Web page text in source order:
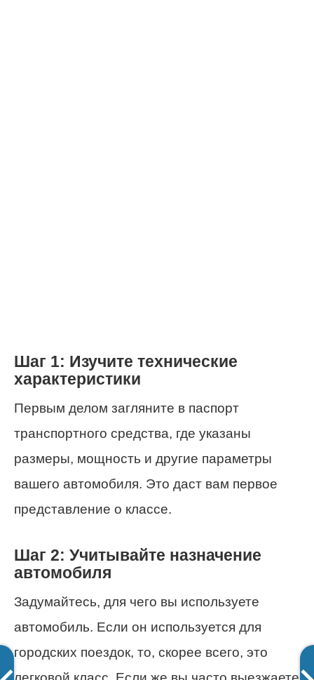
Шаг 1: Изучите технические
характеристики
Первым делом загляните в паспорт
транспортного средства, где указаны
размеры, мощность и другие параметры
вашего автомобиля. Это даст вам первое
представление о классе.
Шаг 2: Учитывайте назначение
автомобиля
Задумайтесь, для чего вы используете
автомобиль. Если он используется для
городских поездок, то, скорее всего, это